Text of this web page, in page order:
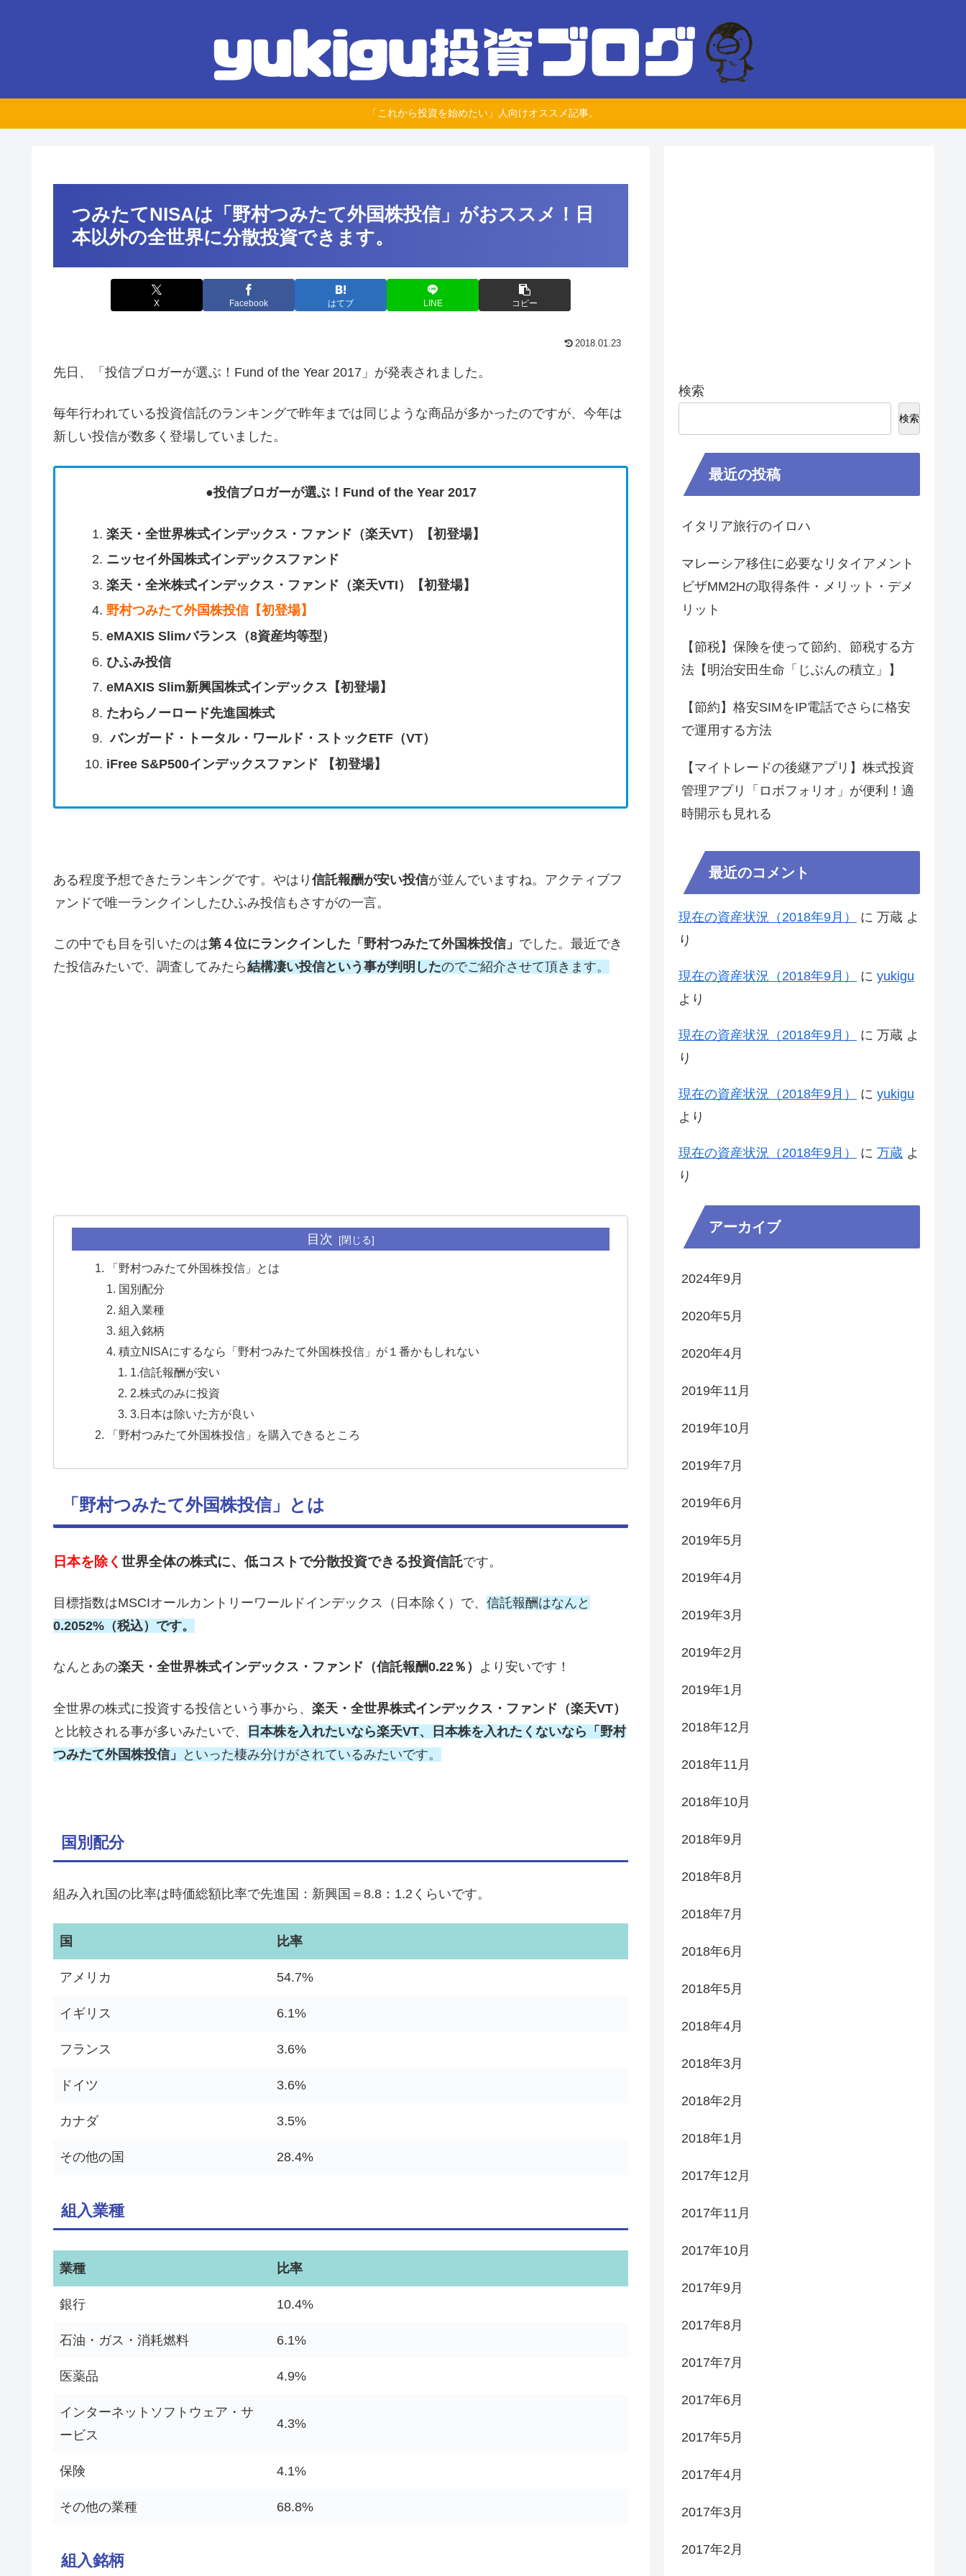
「これから投資を始めたい」人向けオススメ記事。
つみたてNISAは「野村つみたて外国株投信」がおススメ！日
本以外の全世界に分散投資できます。
X Facebook はてブ LINE コピー
2018.01.23
先日、「投信ブロガーが選ぶ！Fund of the Year 2017」が発表されました。
毎年行われている投資信託のランキングで昨年までは同じような商品が多かったのですが、今年は
新しい投信が数多く登場していました。
●投信ブロガーが選ぶ！Fund of the Year 2017
楽天・全世界株式インデックス・ファンド（楽天VT）【初登場】
ニッセイ外国株式インデックスファンド
楽天・全米株式インデックス・ファンド（楽天VTI）【初登場】
野村つみたて外国株投信【初登場】
eMAXIS Slimバランス（8資産均等型）
ひふみ投信
eMAXIS Slim新興国株式インデックス【初登場】
たわらノーロード先進国株式
バンガード・トータル・ワールド・ストックETF（VT）
iFree S&P500インデックスファンド
【初登場】
ある程度予想できたランキングです。やはり 信託報酬が安い投信が並んでいますね。アクティブフ
ァンドで唯一ランクインしたひふみ投信もさすがの一言。
この中でも目を引いたのは第４位にランクインした「野村つみたて外国株投信」 でした。最近でき
た投信みたいで、調査してみたら結構凄い投信という事が判明したのでご紹介させて頂きます。
目次
「野村つみたて外国株投信」とは
国別配分
組入業種
組入銘柄
積立NISAにするなら「野村つみたて外国株投信」が１番かもしれない
1.信託報酬が安い
2.株式のみに投資
3.日本は除いた方が良い
「野村つみたて外国株投信」を購入できるところ
「野村つみたて外国株投信」とは
日本を除く 世界全体の株式に、低コストで分散投資できる投資信託です。
目標指数はMSCIオールカントリーワールドインデックス（日本除く）で、 信託報酬はなんと
0.2052% （税込） です。
なんとあの楽天・全世界株式インデックス・ファンド（信託報酬0.22％） より安いです！
全世界の株式に投資する投信という事から、 楽天・全世界株式インデックス・ファンド（楽天VT）
と比較される事が多いみたいで、
日本株を入れたいなら楽天VT、日本株を入れたくないなら「野村
つみたて外国株投信」
といった棲み分けがされているみたいです。
国別配分
組み入れ国の比率は時価総額比率で先進国：新興国＝8.8：1.2くらいです。
国 比率
アメリカ 54.7%
イギリス 6.1%
フランス 3.6%
ドイツ 3.6%
カナダ 3.5%
その他の国 28.4%
組入業種
業種 比率
銀行 10.4%
石油・ガス・消耗燃料 6.1%
医薬品 4.9%
インターネットソフトウェア・サ
ービス
4.3%
保険 4.1%
その他の業種 68.8%
組入銘柄
検索
検索
最近の投稿
イタリア旅行のイロハ
マレーシア移住に必要なリタイアメント
ビザMM2Hの取得条件・メリット・デメ
リット
【節税】保険を使って節約、節税する方
法【明治安田生命「じぶんの積立」】
【節約】格安SIMをIP電話でさらに格安
で運用する方法
【マイトレードの後継アプリ】株式投資
管理アプリ「ロボフォリオ」が便利！適
時開示も見れる
最近のコメント
現在の資産状況（2018年9月） に 万蔵 よ
り
現在の資産状況（2018年9月） に yukigu
より
現在の資産状況（2018年9月） に 万蔵 よ
り
現在の資産状況（2018年9月） に yukigu
より
現在の資産状況（2018年9月） に 万蔵 よ
り
アーカイブ
2024年9月
2020年5月
2020年4月
2019年11月
2019年10月
2019年7月
2019年6月
2019年5月
2019年4月
2019年3月
2019年2月
2019年1月
2018年12月
2018年11月
2018年10月
2018年9月
2018年8月
2018年7月
2018年6月
2018年5月
2018年4月
2018年3月
2018年2月
2018年1月
2017年12月
2017年11月
2017年10月
2017年9月
2017年8月
2017年7月
2017年6月
2017年5月
2017年4月
2017年3月
2017年2月